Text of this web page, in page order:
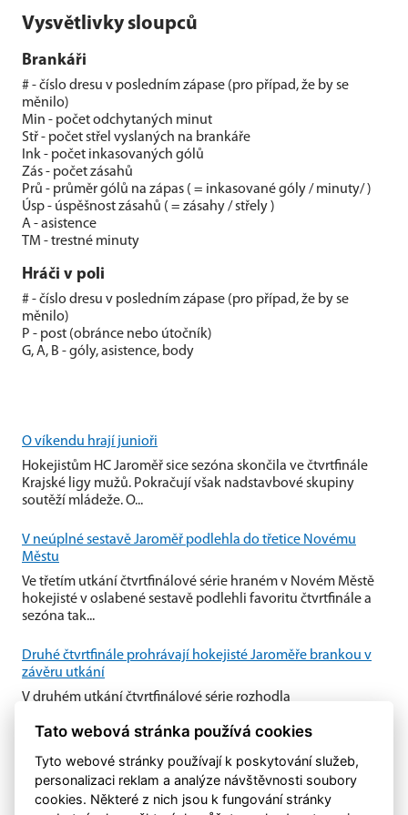
Vysvětlivky sloupců
Brankáři
# - číslo dresu v posledním zápase (pro případ, že by se
měnilo)
Min - počet odchytaných minut
Stř - počet střel vyslaných na brankáře
Ink - počet inkasovaných gólů
Zás - počet zásahů
Prů - průměr gólů na zápas ( = inkasované góly / minuty/ )
Úsp - úspěšnost zásahů ( = zásahy / střely )
A - asistence
TM - trestné minuty
Hráči v poli
# - číslo dresu v posledním zápase (pro případ, že by se
měnilo)
P - post (obránce nebo útočník)
G, A, B - góly, asistence, body
O víkendu hrají junioři
Hokejistům HC Jaroměř sice sezóna skončila ve čtvrtfinále
Krajské ligy mužů. Pokračují však nadstavbové skupiny
soutěží mládeže. O...
V neúplné sestavě Jaroměř podlehla do třetice Novému
Městu
Ve třetím utkání čtvrtfinálové série hraném v Novém Městě
hokejisté v oslabené sestavě podlehli favoritu čtvrtfinále a
sezóna tak...
Druhé čtvrtfinále prohrávají hokejisté Jaroměře brankou v
závěru utkání
V druhém utkání čtvrtfinálové série rozhodla
Jaroměře v útočném pásmu...
Tato webová stránka používá cookies
Tyto webové stránky používají k poskytování služeb,
personalizaci reklam a analýze návštěvnosti soubory
cookies. Některé z nich jsou k fungování stránky